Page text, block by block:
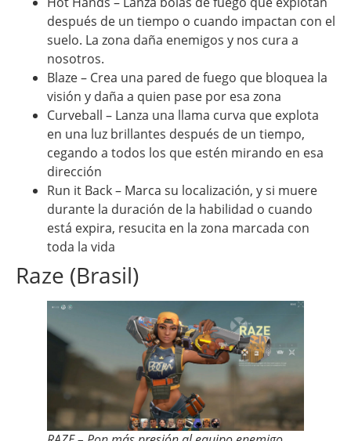
después de un tiempo o cuando impactan con el
suelo. La zona daña enemigos y nos cura a
nosotros.
Blaze – Crea una pared de fuego que bloquea la
visión y daña a quien pase por esa zona
Curveball – Lanza una llama curva que explota
en una luz brillantes después de un tiempo,
cegando a todos los que estén mirando en esa
dirección
Run it Back – Marca su localización, y si muere
durante la duración de la habilidad o cuando
está expira, resucita en la zona marcada con
toda la vida
Raze (Brasil)